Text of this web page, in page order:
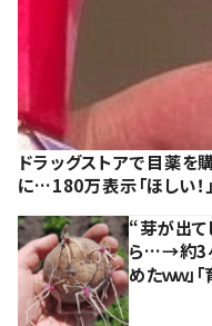
ドラッグストアで目薬
に…180万表示「ほしい！」
“芽が出て
ら…→約3
めたｗｗ」